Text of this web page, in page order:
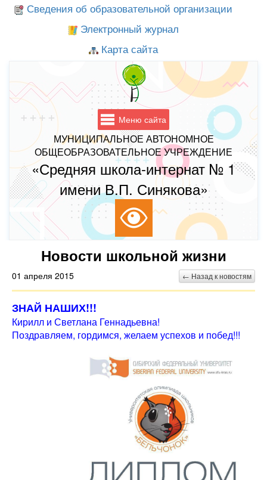
Сведения об образовательной организации
Электронный журнал
Карта сайта
Меню сайта
МУНИЦИПАЛЬНОЕ АВТОНОМНОЕ
ОБЩЕОБРАЗОВАТЕЛЬНОЕ УЧРЕЖДЕНИЕ
«Средняя школа-интернат № 1
имени В.П. Синякова»
Новости школьной жизни
01 апреля 2015 ← Назад к новостям
ЗНАЙ НАШИХ!!!
Кирилл и Светлана Геннадьевна!
Поздравляем, гордимся, желаем успехов и побед!!!